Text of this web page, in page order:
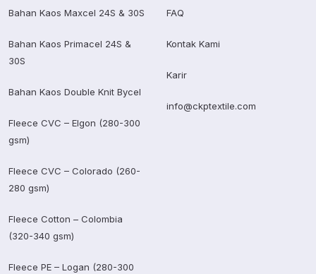
Bahan Kaos Maxcel 24S & 30S
Bahan Kaos Primacel 24S &
30S
Bahan Kaos Double Knit Bycel
Fleece CVC – Elgon (280-300
gsm)
Fleece CVC – Colorado (260-
280 gsm)
Fleece Cotton – Colombia
(320-340 gsm)
Fleece PE – Logan (280-300
FAQ
Kontak Kami
Karir
info@ckptextile.com